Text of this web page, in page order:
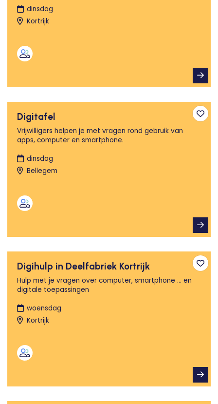
dinsdag
Kortrijk
Digitafel
Vrijwilligers helpen je met vragen rond gebruik van
apps, computer en smartphone.
dinsdag
Bellegem
Digihulp in Deelfabriek Kortrijk
Hulp met je vragen over computer, smartphone ... en
digitale toepassingen
woensdag
Kortrijk